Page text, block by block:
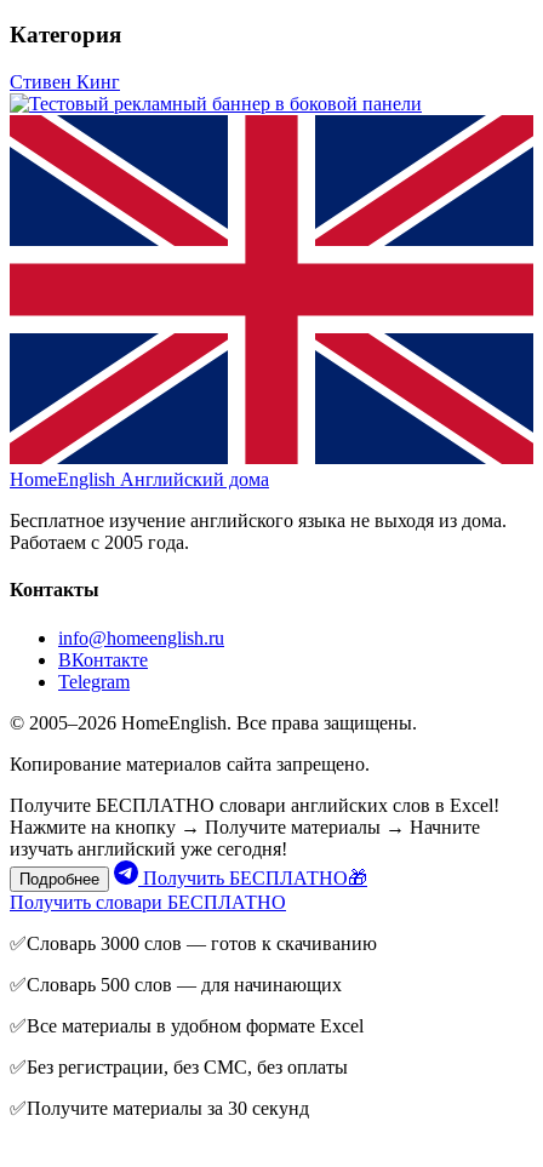
Категория
Стивен Кинг
HomeEnglish Английский дома
Бесплатное изучение английского языка не выходя из дома.
Работаем с 2005 года.
Контакты
info@homeenglish.ru
ВКонтакте
Telegram
© 2005–2026 HomeEnglish. Все права защищены.
Копирование материалов сайта запрещено.
Получите БЕСПЛАТНО словари английских слов в Excel!
Нажмите на кнопку → Получите материалы → Начните
изучать английский уже сегодня!
Подробнее
Получить БЕСПЛАТНО🎁
Получить словари БЕСПЛАТНО
✅Словарь 3000 слов — готов к скачиванию
✅Словарь 500 слов — для начинающих
✅Все материалы в удобном формате Excel
✅Без регистрации, без СМС, без оплаты
✅Получите материалы за 30 секунд